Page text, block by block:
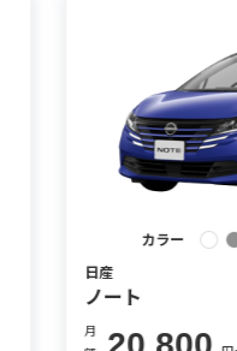
カラー
日産
ノート
月